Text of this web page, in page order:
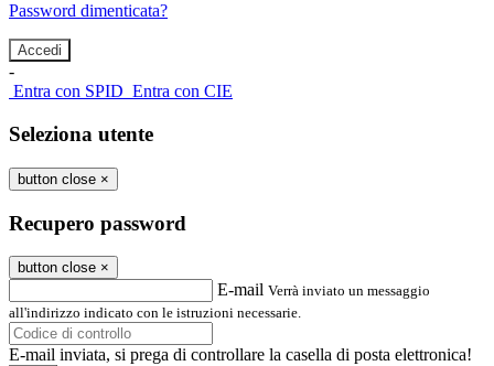
Password dimenticata?
-
Entra con SPID Entra con CIE
Seleziona utente
button close ×
Recupero password
button close ×
E-mail Verrà inviato un messaggio
all'indirizzo indicato con le istruzioni necessarie.
E-mail inviata, si prega di controllare la casella di posta elettronica!